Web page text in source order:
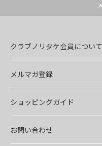
クラブノリタケ会員について
メルマガ登録
ショッピングガイド
お問い合わせ